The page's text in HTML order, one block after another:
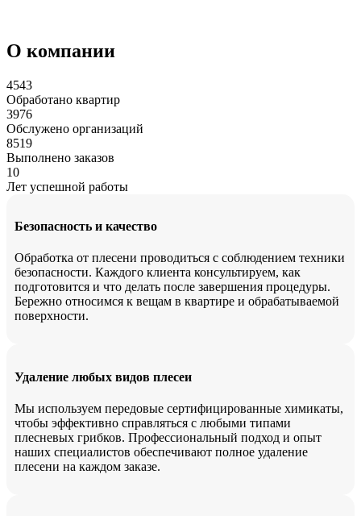
О компании
4543
Обработано квартир
3976
Обслужено организаций
8519
Выполнено заказов
10
Лет успешной работы
Безопасность и качество
Обработка от плесени проводиться с соблюдением техники
безопасности. Каждого клиента консультируем, как
подготовится и что делать после завершения процедуры.
Бережно относимся к вещам в квартире и обрабатываемой
поверхности.
Удаление любых видов плесеи
Мы используем передовые сертифицированные химикаты,
чтобы эффективно справляться с любыми типами
плесневых грибков. Профессиональный подход и опыт
наших специалистов обеспечивают полное удаление
плесени на каждом заказе.